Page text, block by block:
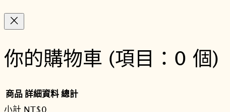
你的購物車 (項目：0 個)
商品詳細資料總計
小計 NT$0